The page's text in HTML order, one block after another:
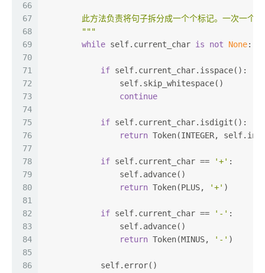
66
67
68
69
70
71
72
73
74
75
76
77
78
79
80
81
82
83
84
85
86
此方法负责将句子拆分成一个个标记。一次一个
        """
while self.current_char is not None:
if self.current_char.isspace():
                self.skip_whitespace()
continue
if self.current_char.isdigit():
return Token(INTEGER,
if self.current_char == '+' :
                self.advance()
return Token(PLUS, '+' )
if self.current_char == '-' :
                self.advance()
return Token(MINUS, '-' )
            self.error()